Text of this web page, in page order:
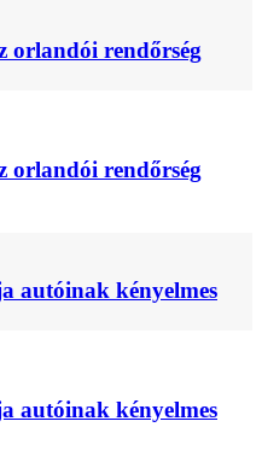
orlandói rendőrség
orlandói rendőrség
autóinak kényelmes
autóinak kényelmes